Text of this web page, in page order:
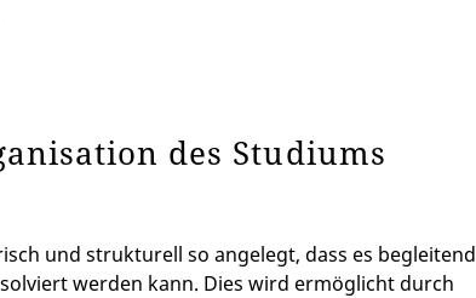
des Studiums
und strukturell so angelegt, dass es begleitend
werden kann. Dies wird ermöglicht durch